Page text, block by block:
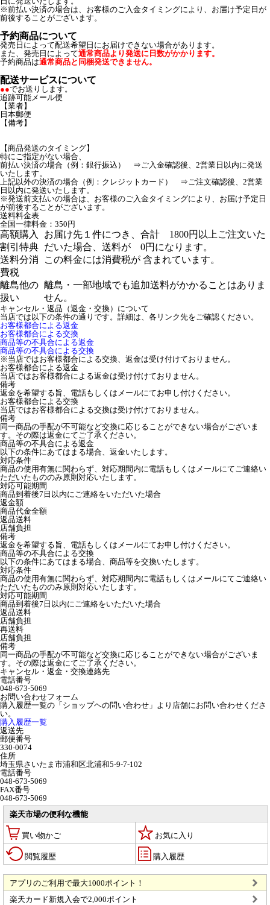
※前払い決済の場合は、お客様のご入金タイミングにより、お届け予定日が
前後することがございます。
予約商品について
発売日によって配送希望日にお届けできない場合があります。
また、発売日によって通常商品より発送に日数がかかります。
予約商品は通常商品と同梱発送できません。
配送サービスについて
●●でお送りします。
追跡可能メール便
【業者】
日本郵便
【備考】
【商品発送のタイミング】
特にご指定がない場合、
前払い決済の場合（例：銀行振込） ⇒ご入金確認後、2営業日以内に発送
いたします。
上記以外の決済の場合（例：クレジットカード） ⇒ご注文確認後、2営業
日以内に発送いたします。
※発送前支払いの場合は、お客様のご入金タイミングにより、お届け予定日
が前後することがございます。
送料料金表
全国一律料金：350円
高額購入
割引特典
お届け先１件につき、合計 1800円以上ご注文いた
だいた場合、送料が 0円になります。
送料分消
費税
この料金には消費税が 含まれています。
離島他の
扱い
離島・一部地域でも追加送料がかかることはありま
せん。
キャンセル・返品（返金・交換）について
当店では以下の条件の通りです。詳細は、各リンク先をご確認ください。
お客様都合による返金
お客様都合による交換
商品等の不具合による返金
商品等の不具合による交換
※当店ではお客様都合による交換、返金は受け付けておりません。
お客様都合による返金
当店ではお客様都合による返金は受け付けておりません。
備考
返金を希望する旨、電話もしくはメールにてお申し付けください。
お客様都合による交換
当店ではお客様都合による交換は受け付けておりません。
備考
同一商品の手配が不可能など交換に応じることができない場合がございま
す。その際は返金にてご了承ください。
商品等の不具合による返金
以下の条件にあてはまる場合、返金いたします。
対応条件
商品の使用有無に関わらず、対応期間内に電話もしくはメールにてご連絡い
ただいたもののみ原則対応いたします。
対応可能期間
商品到着後7日以内にご連絡をいただいた場合
返金額
商品代金全額
返品送料
店舗負担
備考
返金を希望する旨、電話もしくはメールにてお申し付けください。
商品等の不具合による交換
以下の条件にあてはまる場合、商品等を交換いたします。
対応条件
商品の使用有無に関わらず、対応期間内に電話もしくはメールにてご連絡い
ただいたもののみ原則対応いたします。
対応可能期間
商品到着後7日以内にご連絡をいただいた場合
返品送料
店舗負担
再送料
店舗負担
備考
同一商品の手配が不可能など交換に応じることができない場合がございま
す。その際は返金にてご了承ください。
キャンセル・返金・交換連絡先
電話番号
048-673-5069
お問い合わせフォーム
購入履歴一覧の「ショップヘの問い合わせ」より店舗にお問い合わせくださ
い。
購入履歴一覧
返送先
郵便番号
330-0074
住所
埼玉県さいたま市浦和区北浦和5-9-7-102
電話番号
048-673-5069
FAX番号
048-673-5069
楽天市場の便利な機能
買い物かご お気に入り
閲覧履歴 購入履歴
アプリのご利用で最大1000ポイント！
楽天カード新規入会で2,000ポイント